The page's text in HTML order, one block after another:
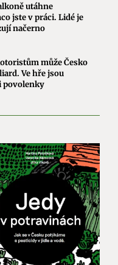
utáhne
jste v práci. Lidé je
načerno
může Česko
Ve hře jsou
povolenky